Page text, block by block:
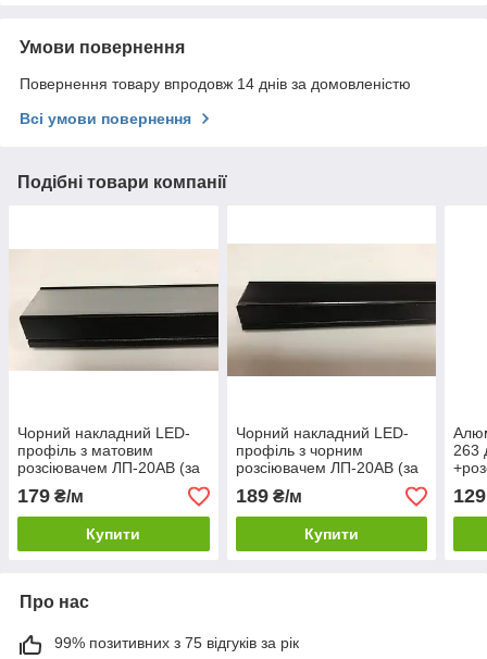
Умови повернення
Повернення товару впродовж 14 днів за домовленістю
Всі умови повернення
Подібні товари компанії
Чорний накладний LED-
профіль з матовим
розсіювачем ЛП-20АВ (за
1м) Код.59785
179 ₴/м
Купити
Чорний накладний LED-
профіль з чорним
розсіювачем ЛП-20АВ (за
1м) Код.59786
189₴/м
Купити
263
129
Про нас
99% позитивних з 75 відгуків за рік